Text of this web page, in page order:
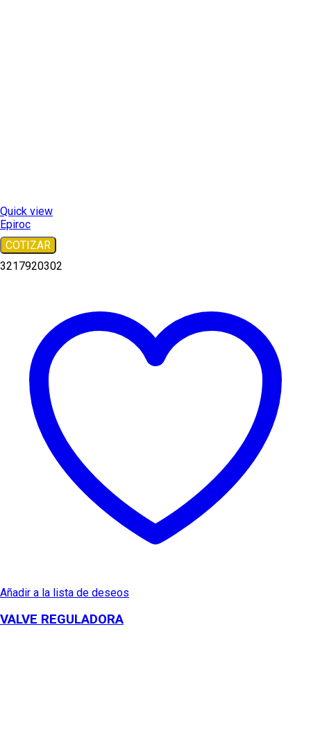
Quick view
Epiroc
COTIZAR
3217920302
Añadir a la lista de deseos
VALVE REGULADORA